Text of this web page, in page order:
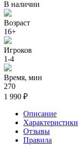
В наличии
Возраст
16+
Игроков
1-4
Время, мин
270
1 990 ₽
Описание
Характеристики
Отзывы
Правила